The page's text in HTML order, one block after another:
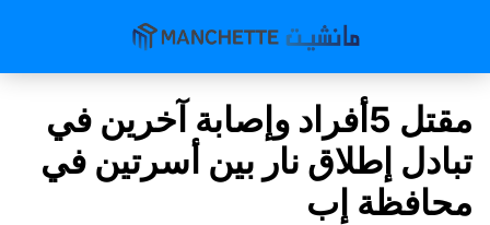
مقتل 5أفراد وإصابة آخرين في
تبادل إطلاق نار بين أسرتين في
محافظة إب